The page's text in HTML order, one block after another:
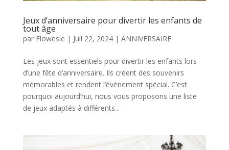
Jeux d’anniversaire pour divertir les enfants de
tout âge
par Flowesie | Juil 22, 2024| ANNIVERSAIRE
Les jeux sont essentiels pour divertir les enfants lors
d’une fête d’anniversaire. Ils créent des souvenirs
mémorables et rendent l’événement spécial. C’est
pourquoi aujourd’hui, nous vous proposons une liste
de jeux adaptés à différents...